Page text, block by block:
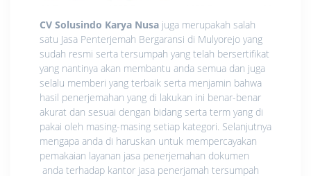
CV Solusindo Karya Nusa juga merupakah salah
satu Jasa Penterjemah Bergaransi di Mulyorejo yang
sudah resmi serta tersumpah yang telah bersertifikat
yang nantinya akan membantu anda semua dan juga
selalu memberi yang terbaik serta menjamin bahwa
hasil penerjemahan yang di lakukan ini benar-benar
akurat dan sesuai dengan bidang serta term yang di
pakai oleh masing-masing setiap kategori. Selanjutnya
mengapa anda di haruskan untuk mempercayakan
pemakaian layanan jasa penerjemahan dokumen
anda terhadap kantor jasa penerjamah tersumpah